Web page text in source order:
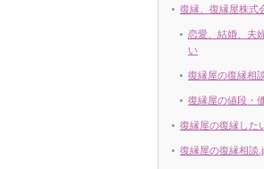
復縁、復縁屋株式
恋愛、結婚、夫
い
復縁屋の復縁相
復縁屋の値段・
復縁屋の復縁した
復縁屋の復縁相談